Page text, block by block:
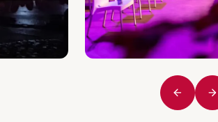
Vorige